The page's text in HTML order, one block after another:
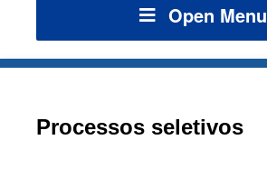
Open Menu
Processos seletivos